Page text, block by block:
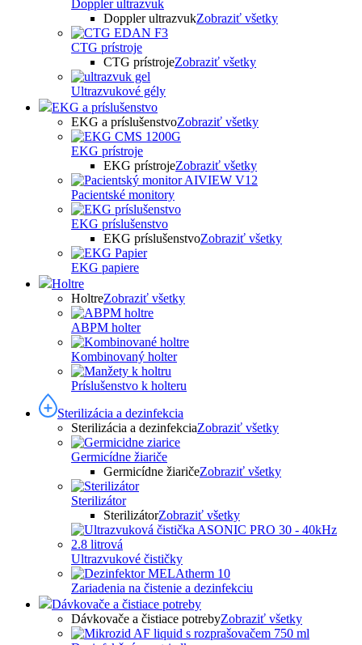
Doppler ultrazvuk
Doppler ultrazvukZobraziť všetky
CTG prístroje
CTG prístrojeZobraziť všetky
Ultrazvukové gély
EKG a príslušenstvo
EKG a príslušenstvoZobraziť všetky
EKG prístroje
EKG prístrojeZobraziť všetky
Pacientské monitory
EKG príslušenstvo
EKG príslušenstvoZobraziť všetky
EKG papiere
Holtre
HoltreZobraziť všetky
ABPM holter
Kombinovaný holter
Príslušenstvo k holteru
Sterilizácia a dezinfekcia
Sterilizácia a dezinfekciaZobraziť všetky
Germicídne žiariče
Germicídne žiaričeZobraziť všetky
Sterilizátor
SterilizátorZobraziť všetky
Ultrazvukové čističky
Zariadenia na čistenie a dezinfekciu
Dávkovače a čistiace potreby
Dávkovače a čistiace potrebyZobraziť všetky